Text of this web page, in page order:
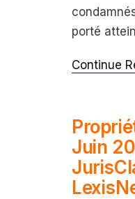
porté
Continue
Juin